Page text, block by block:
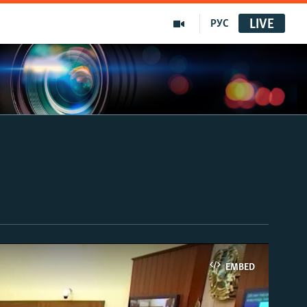
РУС LIVE
EMBED